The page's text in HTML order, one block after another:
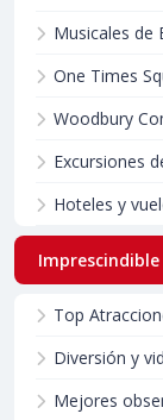
Musicales de
One Times
Woodbury
Excursiones
Hoteles y
Imprescindible
Top
Diversión y
Mejores